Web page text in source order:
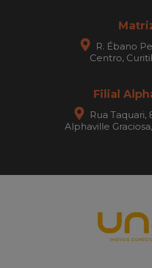
R. Ébano
Centro,
Filial
Rua Taquari,
Alphaville